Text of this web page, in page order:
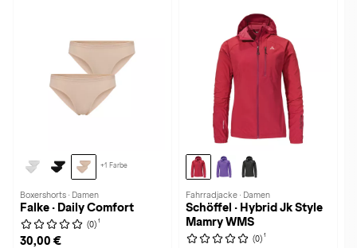
+1 Farbe
Boxershorts · Damen
Falke · Daily Comfort
(0) 1
30,00 €
Fahrradjacke · Damen
Schöffel · Hybrid Jk Style
Mamry WMS
(0) 1